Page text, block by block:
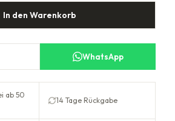
In den Warenkorb
WhatsApp
ab 50
14 Tage Rückgabe